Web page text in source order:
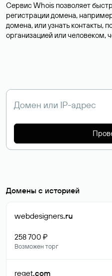
Сервис Whois позволяет
регистрации домена,
домена, или узнать контакты,
организацией или человеком,
Домены с историей
webdesigners.ru
258 700 ₽
Возможен торг
reget.com